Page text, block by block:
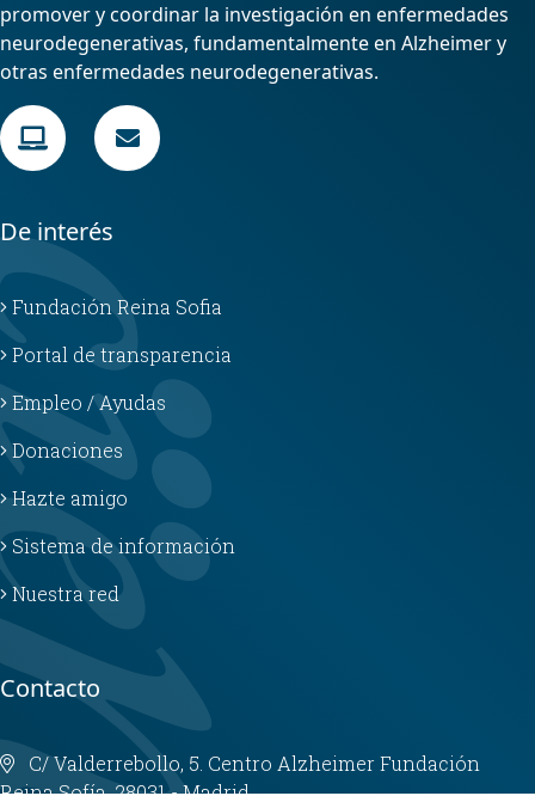
promover y coordinar la investigación en enfermedades
neurodegenerativas, fundamentalmente en Alzheimer y
otras enfermedades neurodegenerativas.
De interés
Fundación Reina Sofia
Portal de transparencia
Empleo / Ayudas
Donaciones
Hazte amigo
Sistema de información
Nuestra red
Contacto
C/ Valderrebollo, 5. Centro Alzheimer Fundación